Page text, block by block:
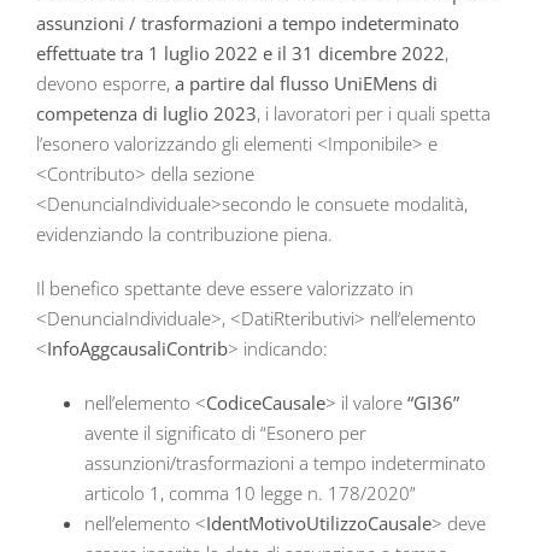
assunzioni / trasformazioni a tempo indeterminato
effettuate tra 1 luglio 2022 e il 31 dicembre 2022,
devono esporre, a partire dal flusso UniEMens di
competenza di luglio 2023, i lavoratori per i quali spetta
l’esonero valorizzando gli elementi <Imponibile> e
<Contributo> della sezione
<DenunciaIndividuale>secondo le consuete modalità,
evidenziando la contribuzione piena.
Il benefico spettante deve essere valorizzato in
<DenunciaIndividuale>, <DatiRteributivi> nell’elemento
<InfoAggcausaliContrib> indicando:
nell’elemento <CodiceCausale> il valore “GI36”
avente il significato di “Esonero per
assunzioni/trasformazioni a tempo indeterminato
articolo 1, comma 10 legge n. 178/2020”
nell’elemento <IdentMotivoUtilizzoCausale> deve